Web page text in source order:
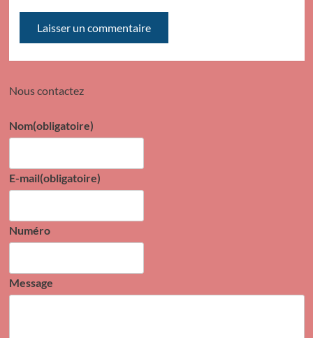
Nous contactez
Nom(obligatoire)
E-mail(obligatoire)
Numéro
Message